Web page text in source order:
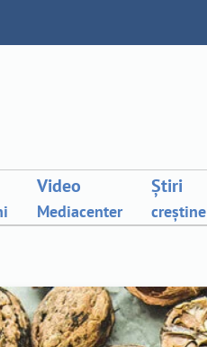
Video
Mediacenter
Știri
creștine